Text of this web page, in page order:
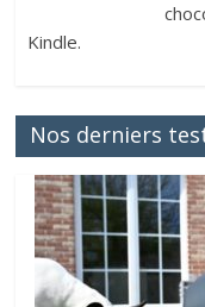
Kindle.
Nos derniers